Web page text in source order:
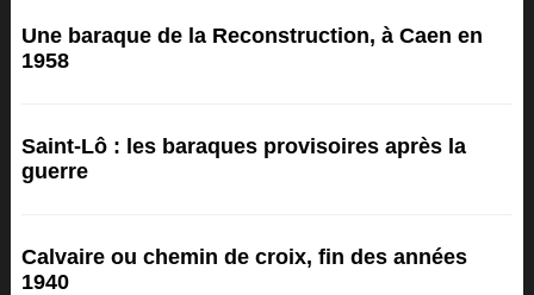
Une baraque de la Reconstruction, à Caen en
1958
Saint-Lô : les baraques provisoires après la
guerre
Calvaire ou chemin de croix, fin des années
1940